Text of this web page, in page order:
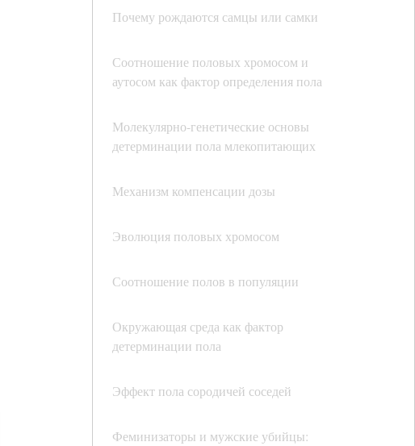
Почему рождаются самцы или самки
Соотношение половых хромосом и
аутосом как фактор определения пола
Молекулярно-генетические основы
детерминации пола млекопитающих
Механизм компенсации дозы
Эволюция половых хромосом
Соотношение полов в популяции
Окружающая среда как фактор
детерминации пола
Эффект пола сородичей соседей
Феминизаторы и мужские убийцы: